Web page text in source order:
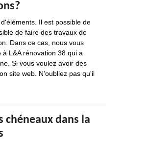
Il est possible de
de faire des travaux de
Dans ce cas, nous vous
L&A rénovation 38 qui a
Si vous voulez avoir des
site web. N'oubliez pas qu'il
chéneaux dans la